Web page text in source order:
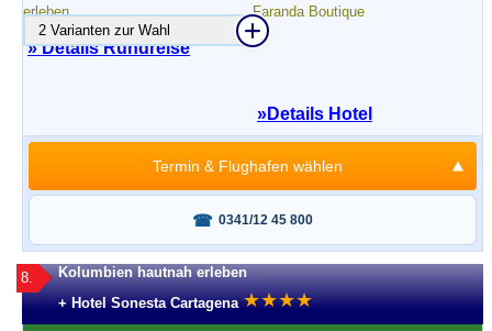
» Details Rundreise
2 Varianten zur Wahl
»Details Hotel
0341/12 45 800
Termin & Flughafen wählen
8.
Kolumbien hautnah erleben
+ Hotel Sonesta Cartagena ★★★★